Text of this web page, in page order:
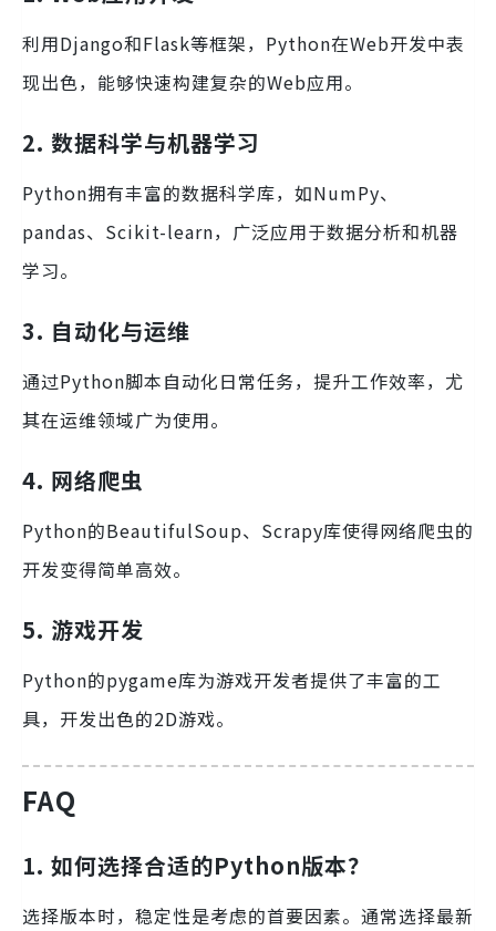
利用Django和Flask等框架，Python在Web开发中表
现出色，能够快速构建复杂的Web应用。
2. 数据科学与机器学习
Python拥有丰富的数据科学库，如NumPy、
pandas、Scikit-learn，广泛应用于数据分析和机器
学习。
3. 自动化与运维
通过Python脚本自动化日常任务，提升工作效率，尤
其在运维领域广为使用。
4. 网络爬虫
Python的BeautifulSoup、Scrapy库使得网络爬虫的
开发变得简单高效。
5. 游戏开发
Python的pygame库为游戏开发者提供了丰富的工
具，开发出色的2D游戏。
FAQ
1. 如何选择合适的Python版本？
选择版本时，稳定性是考虑的首要因素。通常选择最新